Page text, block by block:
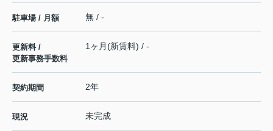
駐車場 / 月額 無 / -
更新料 /
更新事務手数料
1ヶ月(新賃料) / -
契約期間 2年
現況 未完成